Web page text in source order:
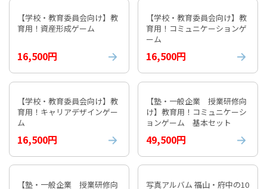
【学校・教育委員会向け】教
育用！資産形成ゲーム
16,500円
【学校・教育委員会向け】教
育用！コミュニケーションゲ
ーム
16,500円
【学校・教育委員会向け】教
育用！キャリアデザインゲー
ム
16,500円
【塾・一般企業 授業研修向
け】教育用！コミュニケーシ
ョンゲーム 基本セット
49,500円
【塾・一般企業 授業研修向 写真アルバム 福山・府中の10